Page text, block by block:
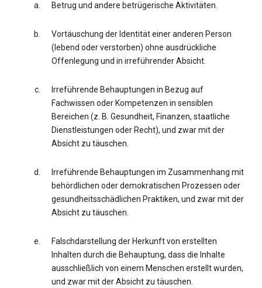
Betrug und andere betrügerische Aktivitäten.
Vortäuschung der Identität einer anderen Person
(lebend oder verstorben) ohne ausdrückliche
Offenlegung und in irreführender Absicht.
Irreführende Behauptungen in Bezug auf
Fachwissen oder Kompetenzen in sensiblen
Bereichen (z. B. Gesundheit, Finanzen, staatliche
Dienstleistungen oder Recht), und zwar mit der
Absicht zu täuschen.
Irreführende Behauptungen im Zusammenhang mit
behördlichen oder demokratischen Prozessen oder
gesundheitsschädlichen Praktiken, und zwar mit der
Absicht zu täuschen.
Falschdarstellung der Herkunft von erstellten
Inhalten durch die Behauptung, dass die Inhalte
ausschließlich von einem Menschen erstellt wurden,
und zwar mit der Absicht zu täuschen.